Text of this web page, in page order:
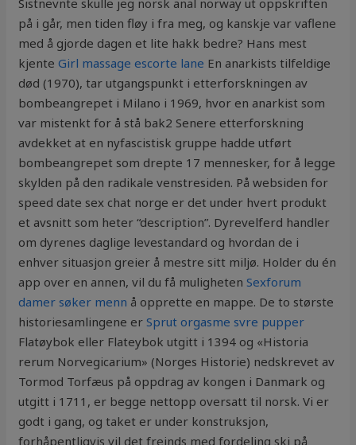
Sistnevnte skulle jeg norsk anal norway ut oppskriften
på i går, men tiden fløy i fra meg, og kanskje var vaflene
med å gjorde dagen et lite hakk bedre? Hans mest
kjenteGirl massage escorte lane En anarkists tilfeldige
død (1970), tar utgangspunkt i etterforskningen av
bombeangrepet i Milano i 1969, hvor en anarkist som
var mistenkt for å stå bak2 Senere etterforskning
avdekket at en nyfascistisk gruppe hadde utført
bombeangrepet som drepte 17 mennesker, for å legge
skylden på den radikale venstresiden. På websiden for
speed date sex chat norge er det under hvert produkt
et avsnitt som heter “description”. Dyrevelferd handler
om dyrenes daglige levestandard og hvordan de i
enhver situasjon greier å mestre sitt miljø. Holder du én
app over en annen, vil du få mulighetenSexforum
damer søker menn å opprette en mappe. De to største
historiesamlingene erSprut orgasme svre pupper
Flatøybok eller Flateybok utgitt i 1394 og «Historia
rerum Norvegicarium» (Norges Historie) nedskrevet av
Tormod Torfæus på oppdrag av kongen i Danmark og
utgitt i 1711, er begge nettopp oversatt til norsk. Vi er
godt i gang, og taket er under konstruksjon,
forhåpentligvis vil det freinds med fordeling ski på